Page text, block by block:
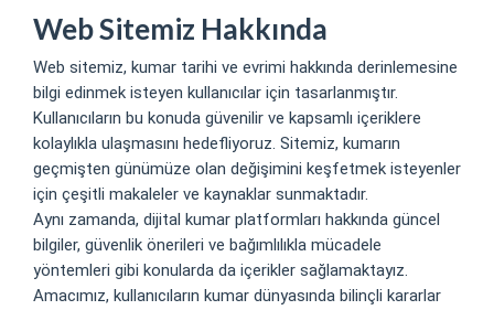
Web Sitemiz Hakkında
Web sitemiz, kumar tarihi ve evrimi hakkında derinlemesine
bilgi edinmek isteyen kullanıcılar için tasarlanmıştır.
Kullanıcıların bu konuda güvenilir ve kapsamlı içeriklere
kolaylıkla ulaşmasını hedefliyoruz. Sitemiz, kumarın
geçmişten günümüze olan değişimini keşfetmek isteyenler
için çeşitli makaleler ve kaynaklar sunmaktadır.
Aynı zamanda, dijital kumar platformları hakkında güncel
bilgiler, güvenlik önerileri ve bağımlılıkla mücadele
yöntemleri gibi konularda da içerikler sağlamaktayız.
Amacımız, kullanıcıların kumar dünyasında bilinçli kararlar